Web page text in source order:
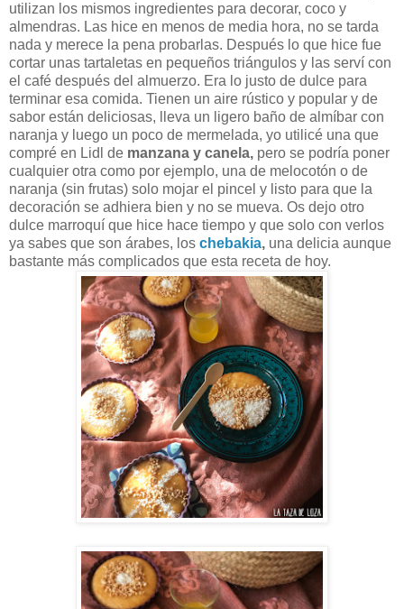
utilizan los mismos ingredientes para decorar, coco y
almendras. Las hice en menos de media hora, no se tarda
nada y merece la pena probarlas. Después lo que hice fue
cortar unas tartaletas en pequeños triángulos y las serví con
el café después del almuerzo. Era lo justo de dulce para
terminar esa comida. Tienen un aire rústico y popular y de
sabor están deliciosas, lleva un ligero baño de almíbar con
naranja y luego un poco de mermelada, yo utilicé una que
compré en Lidl de manzana y canela, pero se podría poner
cualquier otra como por ejemplo, una de melocotón o de
naranja (sin frutas) solo mojar el pincel y listo para que la
decoración se adhiera bien y no se mueva. Os dejo otro
dulce marroquí que hice hace tiempo y que solo con verlos
ya sabes que son árabes, los chebakia, una delicia aunque
bastante más complicados que esta receta de hoy.